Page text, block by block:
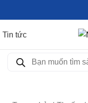
Tin tức